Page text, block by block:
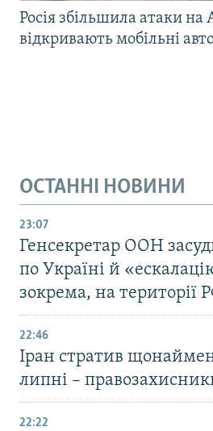
Росія збільшила атаки на
відкривають мобільні
ОСТАННІ НОВИНИ
23:07
Генсекретар ООН
по Україні й
зокрема, на території
22:46
Іран стратив
липні –
22:22